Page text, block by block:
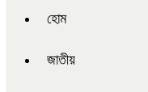
হোম
জাতীয়